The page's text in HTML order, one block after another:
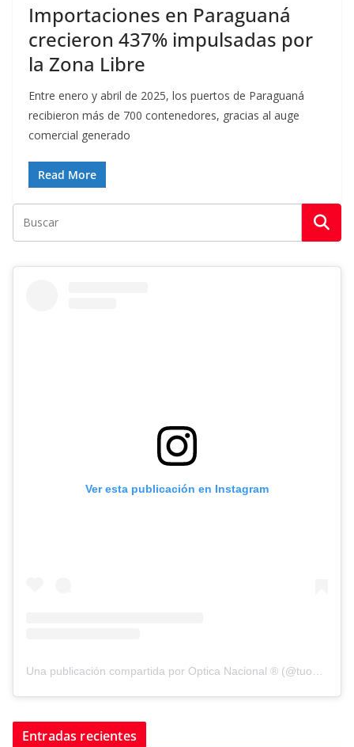
Importaciones en Paraguaná
crecieron 437% impulsadas por
la Zona Libre
Entre enero y abril de 2025, los puertos de Paraguaná
recibieron más de 700 contenedores, gracias al auge
comercial generado
Read More
Ver esta publicación en Instagram
Una publicación compartida por Optica Nacional ® (@tuopticanacional)
Entradas recientes